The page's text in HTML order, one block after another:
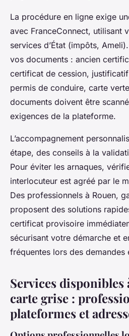
La procédure en ligne exige
avec FranceConnect, utilisant
services d’État (impôts,
vos documents : ancien
certificat de cession,
permis de conduire, carte
documents doivent être
exigences de la plateforme.
L’accompagnement
étape, des conseils à la
Pour éviter les arnaques,
interlocuteur est agréé par le
Des professionnels à Rouen,
proposent des solutions
certificat provisoire
sécurisant votre démarche et
fréquentes lors des demandes
Services disponibles
carte grise :
plateformes et